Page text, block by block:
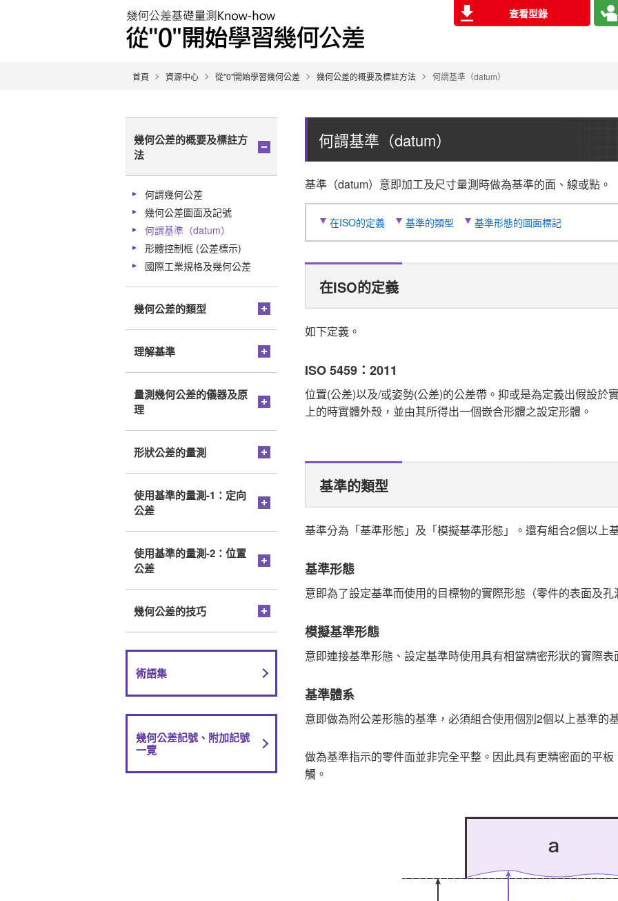
查看型錄
首頁 資源中心 從"0"開始學習幾何公差 幾何公差的概要及標註方法 何謂基準（datum）
何謂基準（datum）
基準（datum）意即加工及尺寸量測時做為基準的面、線或點。
在ISO的定義 基準的類型 基準形態的圖面標記
在ISO的定義
如下定義。
ISO 5459：2011
位置(公差)以及/或姿勢(公差)的公差帶。抑或是為定義出假設於
上的時實體外殼，並由其所得出一個嵌合形體之設定形體。
基準的類型
基準分為「基準形態」及「模擬基準形態」。還有組合2個以上
基準形態
意即為了設定基準而使用的目標物的實際形態（零件的表面及孔
模擬基準形態
意即連接基準形態、設定基準時使用具有相當精密形狀的實際表
基準體系
意即做為附公差形態的基準，必須組合使用個別2個以上基準的
做為基準指示的零件面並非完全平整。因此具有更精密面的平
觸。
幾何公差的概要及標註方
法
何謂幾何公差
幾何公差圖面及記號
何謂基準（datum）
形體控制框 (公差標示)
國際工業規格及幾何公差
幾何公差的類型
理解基準
量測幾何公差的儀器及原
理
形狀公差的量測
使用基準的量測-1：定向
公差
使用基準的量測-2：位置
公差
幾何公差的技巧
術語集
幾何公差記號、附加記號
一覽